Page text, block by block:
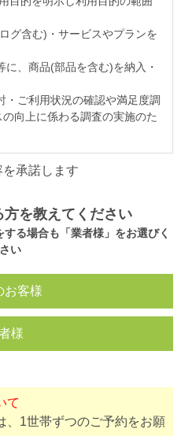
を承諾します
を教えてください
る場合も「業者様」をお選びく
い
お客様
様
て
、1世帯ずつのご予約をお願